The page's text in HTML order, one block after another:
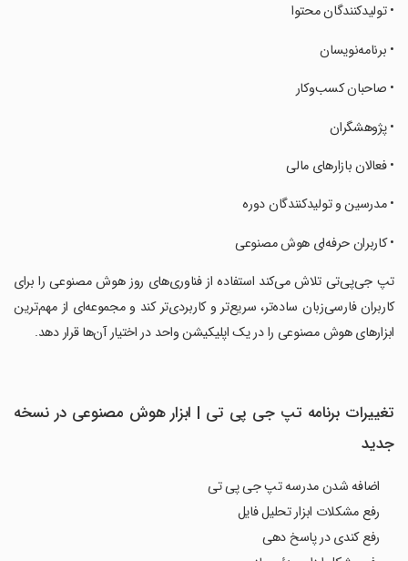
‏• تولیدکنندگان محتوا
‏• برنامه‌نویسان
‏• صاحبان کسب‌وکار
‏• پژوهشگران
‏• فعالان بازارهای مالی
‏• مدرسین و تولیدکنندگان دوره
‏• کاربران حرفه‌ای هوش مصنوعی
‏تپ جی‌پی‌تی تلاش می‌کند استفاده از فناوری‌های روز هوش مصنوعی را برای
کاربران فارسی‌زبان ساده‌تر، سریع‌تر و کاربردی‌تر کند و مجموعه‌ای از مهم‌ترین
ابزارهای هوش مصنوعی را در یک اپلیکیشن واحد در اختیار آن‌ها قرار دهد.
تغییرات برنامه ‏‏‏‏‏تپ جی پی تی | ابزار هوش مصنوعی در نسخه
جدید
اضافه شدن مدرسه تپ جی پی تی
رفع مشکلات ابزار تحلیل فایل
رفع کندی در پاسخ دهی